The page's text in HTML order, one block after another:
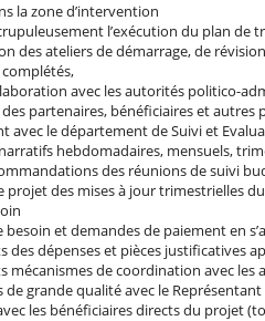
la zone d’intervention
l’exécution du plan de
des ateliers de démarrage, de
avec les autorités politico-
des partenaires, bénéficiaires et
avec le département de Suivi et
hebdomadaires, mensuels,
des réunions de suivi
projet des mises à jour trimestrielles
et demandes de paiement en
des dépenses et pièces justificatives
mécanismes de coordination avec
grande qualité avec le
les bénéficiaires directs du projet